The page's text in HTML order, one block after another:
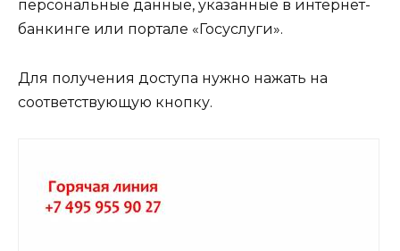
персональные данные, указанные в интернет-
банкинге или портале «Госуслуги».
Для получения доступа нужно нажать на
соответствующую кнопку.